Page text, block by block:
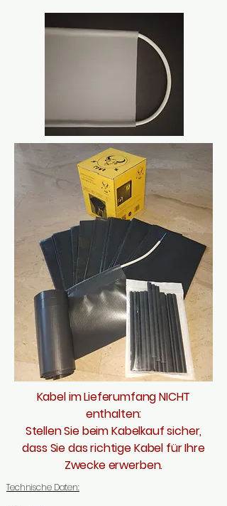
Kabel im Lieferumfang NICHT
enthalten:
Stellen Sie beim Kabelkauf sicher,
dass Sie das richtige Kabel für Ihre
Zwecke erwerben.
Technische Daten: